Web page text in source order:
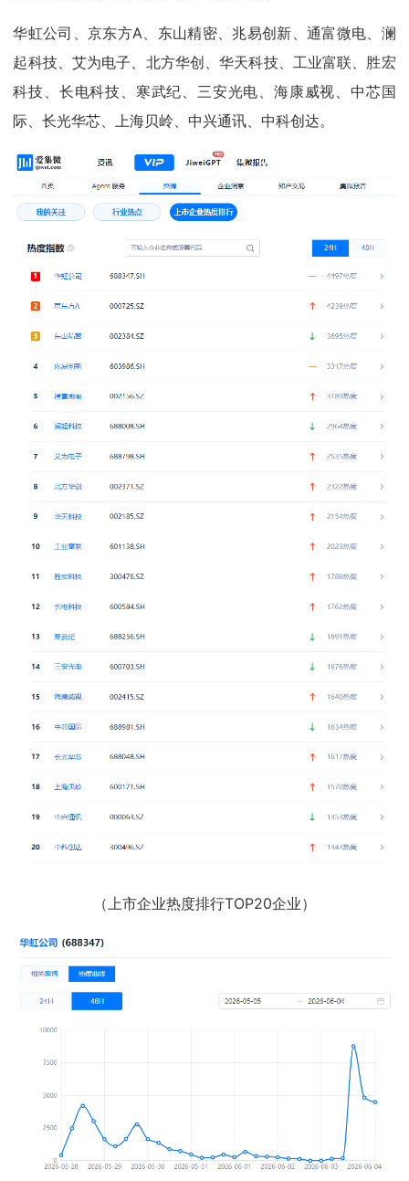
华虹公司、京东方A、东山精密、兆易创新、通富微电、澜
起科技、艾为电子、北方华创、华天科技、工业富联、胜宏
科技、长电科技、寒武纪、三安光电、海康威视、中芯国
际、长光华芯、上海贝岭、中兴通讯、中科创达。
（上市企业热度排行TOP20企业）